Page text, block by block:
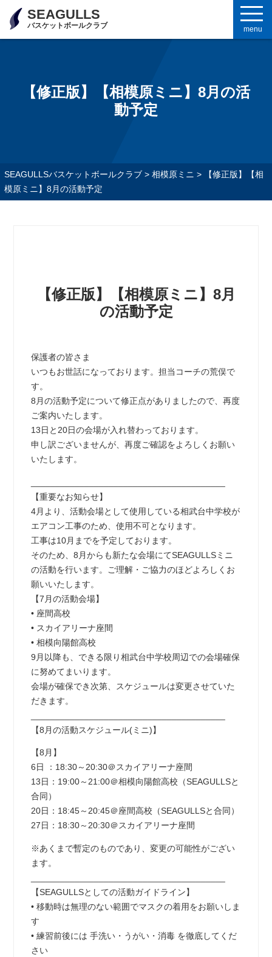
SEAGULLS
バスケットボールクラブ menu
【修正版】【相模原ミニ】8月の活
動予定
SEAGULLSバスケットボールクラブ> 相模原ミニ >
【修正版】【相
模原ミニ】8月の活動予定
【修正版】【相模原ミニ】8月
の活動予定
保護者の皆さま
いつもお世話になっております。担当コーチの荒俣で
す。
8月の活動予定について修正点がありましたので、再度
ご案内いたします。
13日と20日の会場が入れ替わっております。
申し訳ございませんが、再度ご確認をよろしくお願い
いたします。
【重要なお知らせ】
4月より、活動会場として使用している相武台中学校が
エアコン工事のため、使用不可となります。
工事は10月までを予定しております。
そのため、8月からも新たな会場にてSEAGULLSミニ
の活動を行います。ご理解・ご協力のほどよろしくお
願いいたします。
【7月の活動会場】
• 座間高校
• スカイアリーナ座間
• 相模向陽館高校
9月以降も、できる限り相武台中学校周辺での会場確保
に努めてまいります。
会場が確保でき次第、スケジュールは変更させていた
だきます。
【8月の活動スケジュール(ミニ)】
【8月】
6日 ：18:30～20:30＠スカイアリーナ座間
13日：19:00～21:00＠相模向陽館高校（SEAGULLSと
合同）
20日：18:45～20:45＠座間高校（SEAGULLSと合同）
27日：18:30～20:30＠スカイアリーナ座間
※あくまで暫定のものであり、変更の可能性がござい
ます。
【SEAGULLSとしての活動ガイドライン】
• 移動時は無理のない範囲でマスクの着用をお願いしま
す
• 練習前後には 手洗い・うがい・消毒 を徹底してくだ
さい